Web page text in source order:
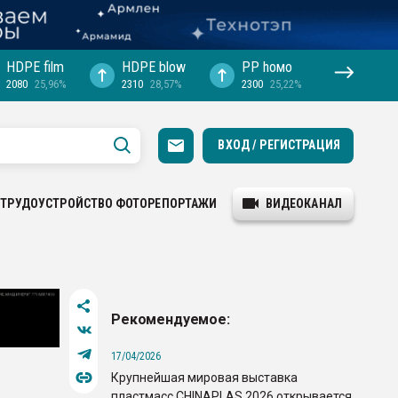
HDPE film
2080 25,96%
HDPE blow
2310 28,57%
PP hомо
2300 25,22%
ВХОД / РЕГИСТРАЦИЯ
ТРУДОУСТРОЙСТВО ФОТОРЕПОРТАЖИ ВИДЕОКАНАЛ
Рекомендуемое:
17/04/2026
Крупнейшая мировая выставка